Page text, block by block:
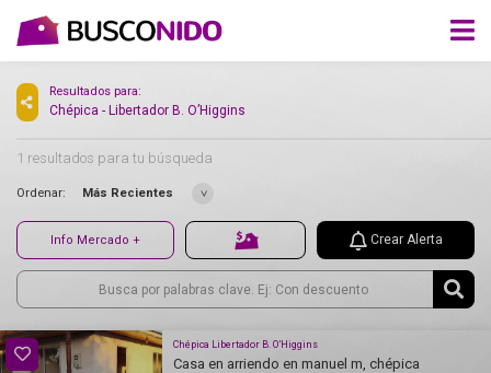
Resultados para:
Chépica - Libertador B. O’Higgins
1 resultados para tu búsqueda
Ordenar: Más Recientes
Info Mercado + Crear Alerta
Chépica Libertador B. O’Higgins
Casa en arriendo en manuel m, chépica